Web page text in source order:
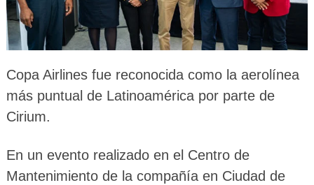
Copa Airlines fue reconocida como la aerolínea
más puntual de Latinoamérica por parte de
Cirium.
En un evento realizado en el Centro de
Mantenimiento de la compañía en Ciudad de